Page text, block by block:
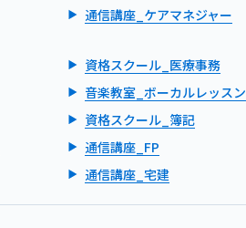
通信講座_ケアマネジャー
資格スクール_医療事務
音楽教室_ボーカルレッスン
資格スクール_簿記
通信講座_FP
通信講座_宅建